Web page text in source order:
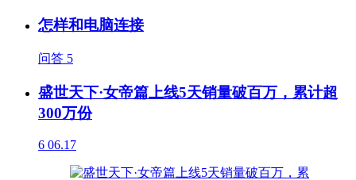
怎样和电脑连接
问答 5
盛世天下·女帝篇上线5天销量破百万，累计超
300万份
6 06.17